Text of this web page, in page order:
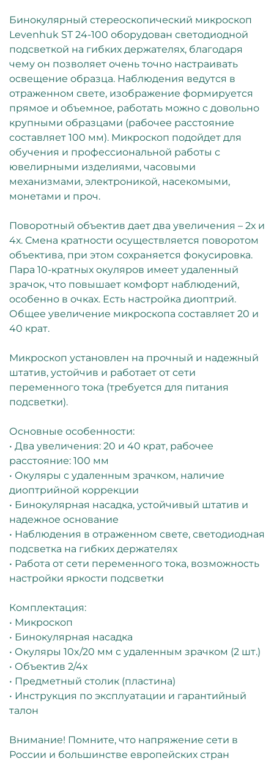
Бинокулярный стереоскопический микроскоп
Levenhuk ST 24-100 оборудован светодиодной
подсветкой на гибких держателях, благодаря
чему он позволяет очень точно настраивать
освещение образца. Наблюдения ведутся в
отраженном свете, изображение формируется
прямое и объемное, работать можно с довольно
крупными образцами (рабочее расстояние
составляет 100 мм). Микроскоп подойдет для
обучения и профессиональной работы с
ювелирными изделиями, часовыми
механизмами, электроникой, насекомыми,
монетами и проч.
Поворотный объектив дает два увеличения – 2х и
4х. Смена кратности осуществляется поворотом
объектива, при этом сохраняется фокусировка.
Пара 10-кратных окуляров имеет удаленный
зрачок, что повышает комфорт наблюдений,
особенно в очках. Есть настройка диоптрий.
Общее увеличение микроскопа составляет 20 и
40 крат.
Микроскоп установлен на прочный и надежный
штатив, устойчив и работает от сети
переменного тока (требуется для питания
подсветки).
Основные особенности:
• Два увеличения: 20 и 40 крат, рабочее
расстояние: 100 мм
• Окуляры с удаленным зрачком, наличие
диоптрийной коррекции
• Бинокулярная насадка, устойчивый штатив и
надежное основание
• Наблюдения в отраженном свете, светодиодная
подсветка на гибких держателях
• Работа от сети переменного тока, возможность
настройки яркости подсветки
Комплектация:
• Микроскоп
• Бинокулярная насадка
• Окуляры 10x/20 мм с удаленным зрачком (2 шт.)
• Объектив 2/4x
• Предметный столик (пластина)
• Инструкция по эксплуатации и гарантийный
талон
Внимание! Помните, что напряжение сети в
России и большинстве европейских стран